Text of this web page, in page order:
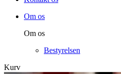
Om os
Om os
Bestyrelsen
Kurv